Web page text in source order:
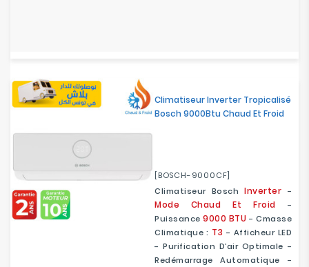
Climatiseur Inverter Tropicalisé
Bosch 9000Btu Chaud Et Froid
[BOSCH-9000CF]
Climatiseur BoschInverter -
Mode Chaud Et Froid -
Puissance9000 BTU - Cmasse
Climatique : T3 - Afficheur LED
- Purification D’air Optimale -
Redémarrage Automatique -